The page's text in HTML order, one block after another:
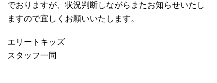
でおりますが、状況判断しながらまたお知らせいたし
ますので宜しくお願いいたします。
エリートキッズ
スタッフ一同